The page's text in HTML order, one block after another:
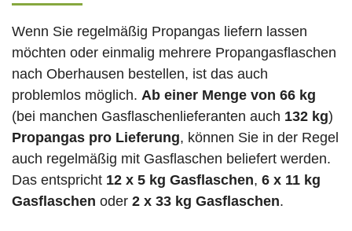
Wenn Sie regelmäßig Propangas liefern lassen
möchten oder einmalig mehrere Propangasflaschen
nach Oberhausen bestellen, ist das auch
problemlos möglich. Ab einer Menge von 66 kg
(bei manchen Gasflaschenlieferanten auch 132 kg)
Propangas pro Lieferung, können Sie in der Regel
auch regelmäßig mit Gasflaschen beliefert werden.
Das entspricht 12 x 5 kg Gasflaschen, 6 x 11 kg
Gasflaschen oder 2 x 33 kg Gasflaschen.